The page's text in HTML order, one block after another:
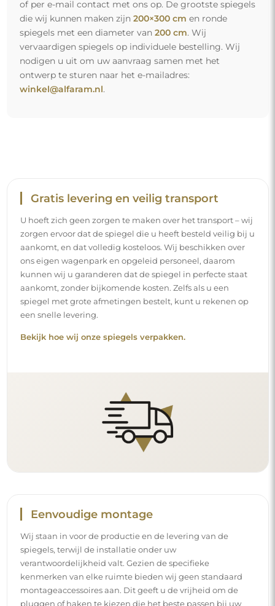
of per e-mail contact met ons op. De grootste spiegels
die wij kunnen maken zijn 200×300 cm en ronde
spiegels met een diameter van 200 cm. Wij
vervaardigen spiegels op individuele bestelling. Wij
nodigen u uit om uw aanvraag samen met het
ontwerp te sturen naar het e-mailadres:
winkel@alfaram.nl.
Gratis levering en veilig transport
U hoeft zich geen zorgen te maken over het transport – wij
zorgen ervoor dat de spiegel die u heeft besteld veilig bij u
aankomt, en dat volledig kosteloos. Wij beschikken over
ons eigen wagenpark en opgeleid personeel, daarom
kunnen wij u garanderen dat de spiegel in perfecte staat
aankomt, zonder bijkomende kosten. Zelfs als u een
spiegel met grote afmetingen bestelt, kunt u rekenen op
een snelle levering.
Bekijk hoe wij onze spiegels verpakken.
Eenvoudige montage
Wij staan in voor de productie en de levering van de
spiegels, terwijl de installatie onder uw
verantwoordelijkheid valt. Gezien de specifieke
kenmerken van elke ruimte bieden wij geen standaard
montageaccessoires aan. Dit geeft u de vrijheid om de
pluggen of haken te kiezen die het beste passen bij uw